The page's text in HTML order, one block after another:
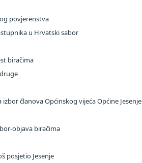
povjerenstva
u Hrvatski sabor
biračima
članova Općinskog vijeća Općine Jesenje
objava biračima
posjetio Jesenje